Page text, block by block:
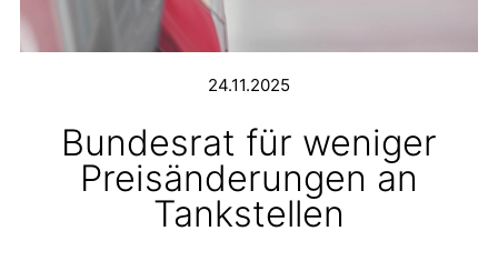
24.11.2025
Bundesrat für weniger
Preisänderungen an
Tankstellen